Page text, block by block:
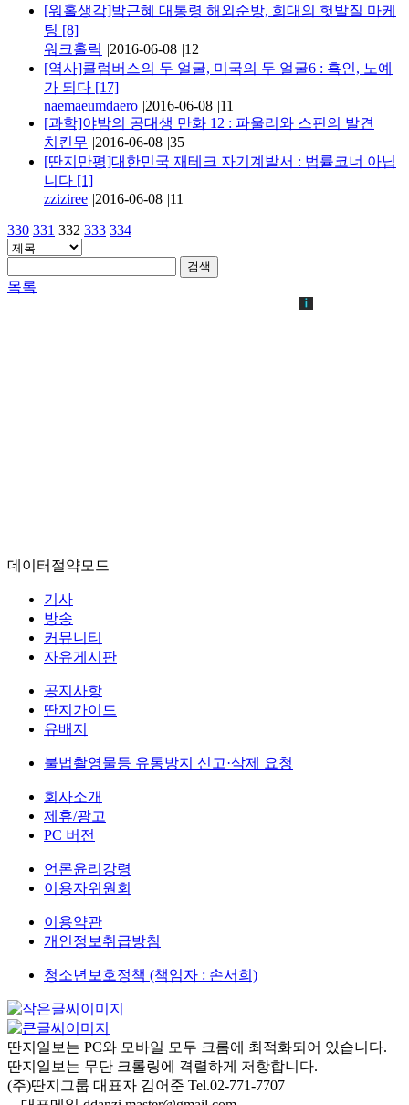
[워홀생각]박근혜 대통령 해외순방, 희대의 헛발질 마케
팅 [8]
워크홀릭 |2016-06-08 |12
[역사]콜럼버스의 두 얼굴, 미국의 두 얼굴6 : 흑인, 노예
가 되다 [17]
naemaeumdaero |2016-06-08 |11
[과학]야밤의 공대생 만화 12 : 파울리와 스핀의 발견
치킨무 |2016-06-08 |35
[딴지만평]대한민국 재테크 자기계발서 : 법률코너 아닙
니다 [1]
zziziree |2016-06-08 |11
330 331 332 333 334
검색
목록
데이터절약모드
기사
방송
커뮤니티
자유게시판
공지사항
딴지가이드
유배지
불법촬영물등 유통방지 신고·삭제 요청
회사소개
제휴/광고
PC 버전
언론윤리강령
이용자위원회
이용약관
개인정보취급방침
청소년보호정책 (책임자 : 손서희)
딴지일보는 PC와 모바일 모두 크롬에 최적화되어 있습니다.
딴지일보는 무단 크롤링에 격렬하게 저항합니다.
(주)딴지그룹 대표자 김어준 Tel.02-771-7707